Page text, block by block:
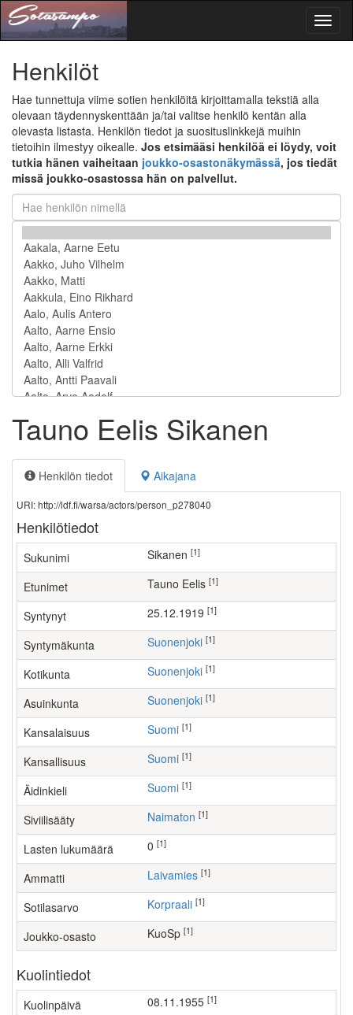
Henkilöt
Hae tunnettuja viime sotien henkilöitä kirjoittamalla tekstiä alla
olevaan täydennyskenttään ja/tai valitse henkilö kentän alla
olevasta listasta. Henkilön tiedot ja suosituslinkkejä muihin
tietoihin ilmestyy oikealle. Jos etsimääsi henkilöä ei löydy, voit
tutkia hänen vaiheitaan joukko-osastonäkymässä, jos tiedät
missä joukko-osastossa hän on palvellut.
Tauno Eelis Sikanen
Henkilön tiedot Aikajana
URI: http://ldf.fi/warsa/actors/person_p278040
Henkilötiedot
Sukunimi Sikanen [1]
Etunimet Tauno Eelis [1]
Syntynyt 25.12.1919 [1]
Syntymäkunta Suonenjoki [1]
Kotikunta Suonenjoki [1]
Asuinkunta Suonenjoki [1]
Kansalaisuus Suomi [1]
Kansallisuus Suomi [1]
Äidinkieli Suomi [1]
Siviilisääty Naimaton [1]
Lasten lukumäärä [1]
Ammatti laivamies [1]
Sotilasarvo Korpraali [1]
Joukko-osasto KuoSp [1]
Kuolintiedot
Kuolinpäivä 08.11.1955 [1]